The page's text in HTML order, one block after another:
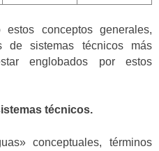
conceptos generales,
de sistemas técnicos más
englobados por estos
técnicos.
conceptuales, términos